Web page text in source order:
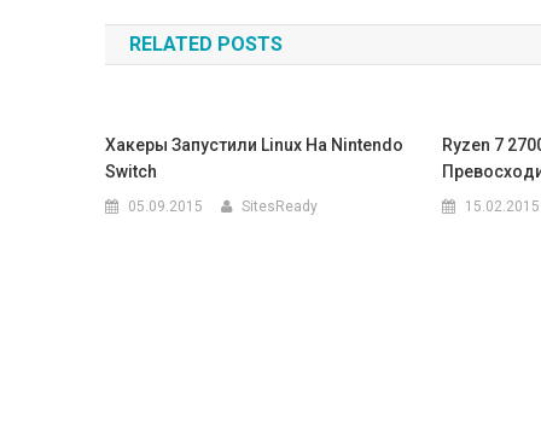
по
записям
RELATED POSTS
Хакеры Запустили Linux На Nintendo
Switch
05.09.2015 SitesReady
Ryzen 7
15.02.2015